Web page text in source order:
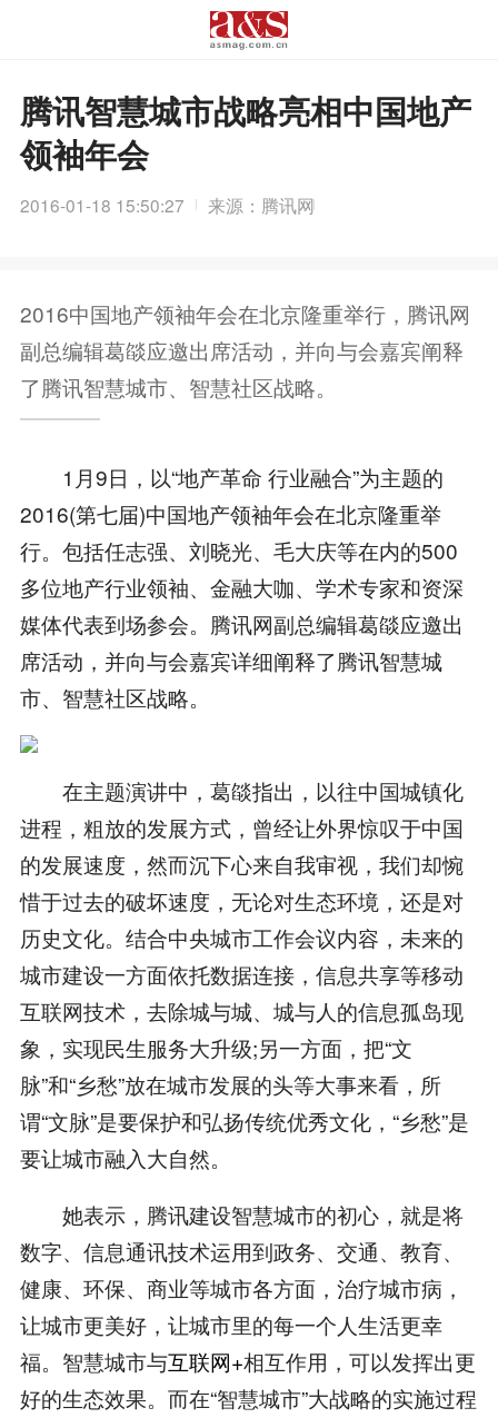
腾讯智慧城市战略亮相中国地产
领袖年会
2016-01-18 15:50:27 来源：腾讯网
2016中国地产领袖年会在北京隆重举行，腾讯网
副总编辑葛燄应邀出席活动，并向与会嘉宾阐释
了腾讯智慧城市、智慧社区战略。
1月9日，以“地产革命 行业融合”为主题的
2016(第七届)中国地产领袖年会在北京隆重举
行。包括任志强、刘晓光、毛大庆等在内的500
多位地产行业领袖、金融大咖、学术专家和资深
媒体代表到场参会。腾讯网副总编辑葛燄应邀出
席活动，并向与会嘉宾详细阐释了腾讯智慧城
市、智慧社区战略。
在主题演讲中，葛燄指出，以往中国城镇化
进程，粗放的发展方式，曾经让外界惊叹于中国
的发展速度，然而沉下心来自我审视，我们却惋
惜于过去的破坏速度，无论对生态环境，还是对
历史文化。结合中央城市工作会议内容，未来的
城市建设一方面依托数据连接，信息共享等移动
互联网技术，去除城与城、城与人的信息孤岛现
象，实现民生服务大升级;另一方面，把“文
脉”和“乡愁”放在城市发展的头等大事来看，所
谓“文脉”是要保护和弘扬传统优秀文化，“乡愁”是
要让城市融入大自然。
她表示，腾讯建设智慧城市的初心，就是将
数字、信息通讯技术运用到政务、交通、教育、
健康、环保、商业等城市各方面，治疗城市病，
让城市更美好，让城市里的每一个人生活更幸
福。智慧城市与互联网+相互作用，可以发挥出更
好的生态效果。而在“智慧城市”大战略的实施过程